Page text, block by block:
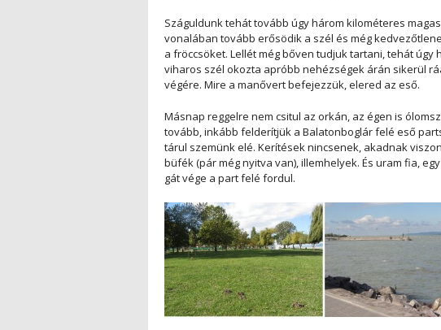
Száguldunk tehát tovább úgy három kilométeres
vonalában tovább erősödik a szél és még
a fröccsöket. Lellét még bőven tudjuk tartani, tehát
viharos szél okozta apróbb nehézségek árán sikerül
végére. Mire a manővert befejezzük, elered az eső.
Másnap reggelre nem csitul az orkán, az égen is
tovább, inkább felderítjük a Balatonboglár felé eső
tárul szemünk elé. Kerítések nincsenek, akadnak
büfék (pár még nyitva van), illemhelyek. És uram fia,
gát vége a part felé fordul.